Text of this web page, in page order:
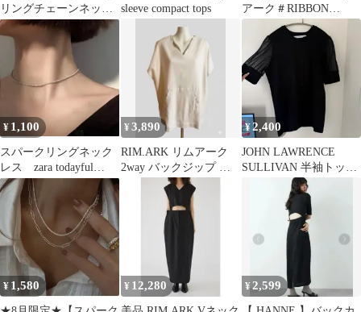
リングチェーンネック
レス】zara todayful
sleeve compact tops
アーク＃RIBBON
LONG SK フレアスカ
ート
¥ 1,100
スパークリングネック
レス zara todayful
enfold系好きな方
¥3,890
RIM.ARK リムアーク
2way バックジップ カ
ットソー トップス 白
¥2,400
JOHN LAWRENCE
SULLIVAN 半袖トップ
ス ブラック
¥ 1,580 ¥ 12,280 ¥ 2,599